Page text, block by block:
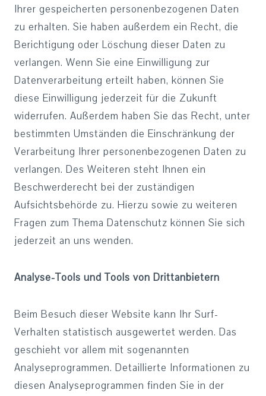
Ihrer gespeicherten personenbezogenen Daten
zu erhalten. Sie haben außerdem ein Recht, die
Berichtigung oder Löschung dieser Daten zu
verlangen. Wenn Sie eine Einwilligung zur
Datenverarbeitung erteilt haben, können Sie
diese Einwilligung jederzeit für die Zukunft
widerrufen. Außerdem haben Sie das Recht, unter
bestimmten Umständen die Einschränkung der
Verarbeitung Ihrer personenbezogenen Daten zu
verlangen. Des Weiteren steht Ihnen ein
Beschwerderecht bei der zuständigen
Aufsichtsbehörde zu. Hierzu sowie zu weiteren
Fragen zum Thema Datenschutz können Sie sich
jederzeit an uns wenden.
Analyse-Tools und Tools von Drittanbietern
Beim Besuch dieser Website kann Ihr Surf-
Verhalten statistisch ausgewertet werden. Das
geschieht vor allem mit sogenannten
Analyseprogrammen. Detaillierte Informationen zu
diesen Analyseprogrammen finden Sie in der